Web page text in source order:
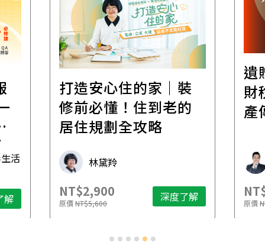
活
解
打造安心住的家｜裝
修前必懂！住到老的
居住規劃全攻略
林黛羚
NT$2,900
原價NT$5,600 深度了解
遺
財
產
原價